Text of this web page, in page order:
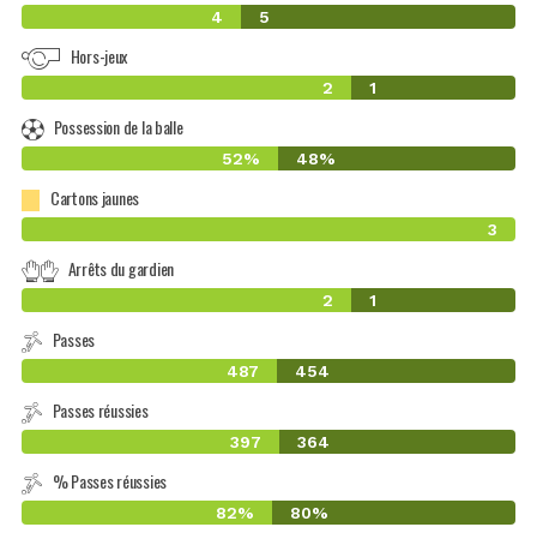
4 5
Hors-jeux
2 1
Possession de la balle
52% 48%
Cartons jaunes
3
Arrêts du gardien
2 1
Passes
487 454
Passes réussies
397 364
% Passes réussies
82% 80%